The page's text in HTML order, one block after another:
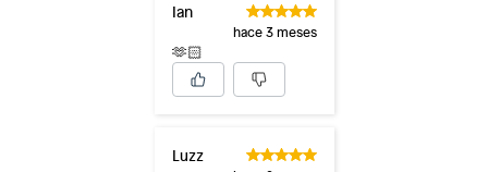
Ian
hace 3 meses
🫶🏻
Luzz